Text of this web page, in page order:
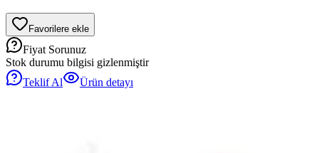
Favorilere ekle
Fiyat Sorunuz
Stok durumu bilgisi gizlenmiştir
Teklif Al
Ürün detayı